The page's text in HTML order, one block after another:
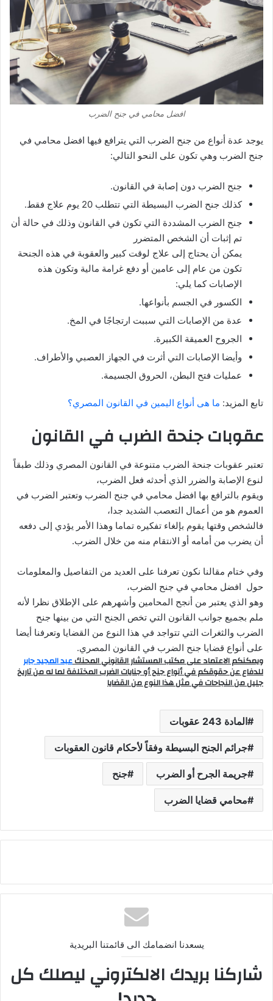
افضل محامي في جنح الضرب
يوجد عدة أنواع من جنح الضرب التي يترافع فيها افضل محامي في
جنح الضرب وهي تكون على النحو التالي:
جنح الضرب دون إصابة في القانون.
كذلك جنح الضرب البسيطة التي تتطلب 20 يوم علاج فقط.
جنح الضرب المشددة التي تكون في القانون وذلك في حالة أن
تم إثبات أن الشخص المتضرر
يمكن أن يحتاج إلى علاج لوقت كبير والعقوبة في هذه الجنحة
تكون من عام إلى عامين أو دفع غرامة مالية وتكون هذه
الإصابات كما يلي:
الكسور في الجسم بأنواعها.
عدة من الإصابات التي سببت ارتجاجًا في المخ.
الجروح العميقة الكبيرة.
وأيضا الإصابات التي أثرت في الجهاز العصبي والأطراف.
عمليات فتح البطن، الحروق الجسيمة.
تابع المزيد: ما هى أنواع اليمين في القانون المصري؟
عقوبات جنحة الضرب في القانون
تعتبر عقوبات جنحة الضرب متنوعة في القانون المصري وذلك طبقاً
لنوع الإصابة والضرر الذي أحدثه فعل الضرب،
ويقوم بالترافع بها افضل محامي في جنح الضرب وتعتبر الضرب في
العموم هو من أعمال التعصب الشديد جدا،
فالشخص وقتها يقوم بإلغاء تفكيره تماما وهذا الأمر يؤدي إلى دفعه
أن يضرب من أمامه أو الانتقام منه من خلال الضرب.
وفي ختام مقالنا نكون تعرفنا على العديد من التفاصيل والمعلومات
حول افضل محامي في جنح الضرب،
وهو الذي يعتبر من أنجح المحامين وأشهرهم على الإطلاق نظرا لأنه
ملم بجميع جوانب القانون التي تخص الجنح التي من بينها جنح
الضرب والثغرات التي تتواجد في هذا النوع من القضايا وتعرفنا أيضا
على أنواع قضايا جنح الضرب في القانون المصري.
ويمكنكم الاعتماد على مكتب المستشار القانوني المحنكعبد المجيد جابر
للدفاع عن حقوقكم في أنواع جنح أو جنايات الضرب المختلفة لما له من تاريخ
جليل من النجاحات في مثل هذا النوع من القضايا
المادة 243 عقوبات
جرائم الجنح البسيطة وفقاً لأحكام قانون العقوبات
جريمة الجرح أو الضرب جنح
محامي قضايا الضرب
يسعدنا انضمامك الى قائمتنا البريدية
شاركنا بريدك الالكتروني ليصلك كل